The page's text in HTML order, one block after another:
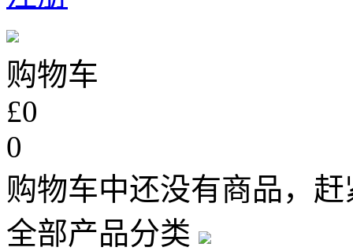
购物车
£0
0
购物车中还没有商品，
全部产品分类